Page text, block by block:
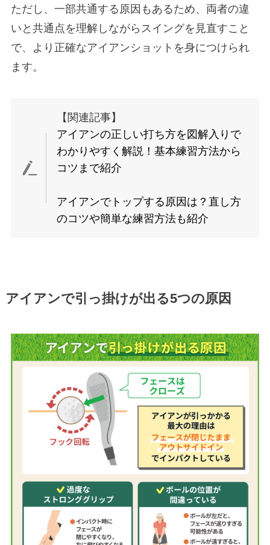
ただし、一部共通する原因もあるため、両者の違
いと共通点を理解しながらスイングを見直すこと
で、より正確なアイアンショットを身につけられ
ます。
【関連記事】
アイアンの正しい打ち方を図解入りで
わかりやすく解説！基本練習方法から
コツまで紹介
アイアンでトップする原因は？直し方
のコツや簡単な練習方法も紹介
アイアンで引っ掛けが出る5つの原因